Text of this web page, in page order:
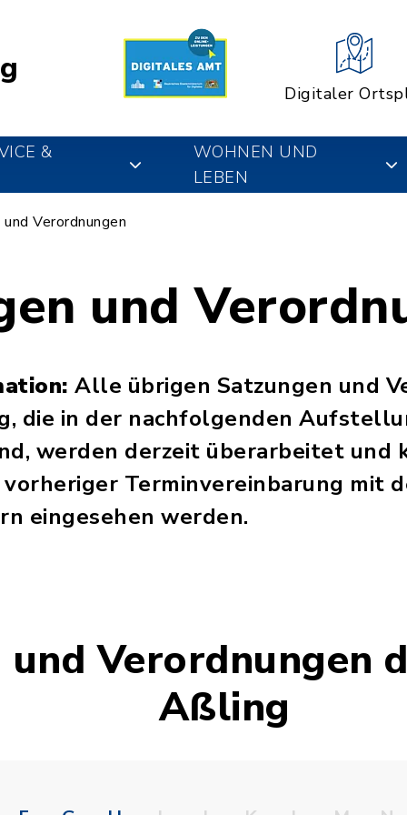
Digitaler
&
WOHNEN UND
LEBEN
Verordnungen
und
Alle übrigen Satzungen und
die in der nachfolgenden
werden derzeit überarbeitet und
vorheriger Terminvereinbarung mit
eingesehen werden.
Verordnungen
Aßling